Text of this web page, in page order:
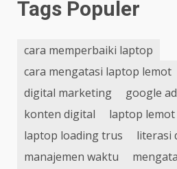
Tags Populer
cara memperbaiki laptop
cara mengatasi laptop lemot
digital marketing
google
konten digital
laptop lemot
laptop loading trus
literasi
manajemen waktu